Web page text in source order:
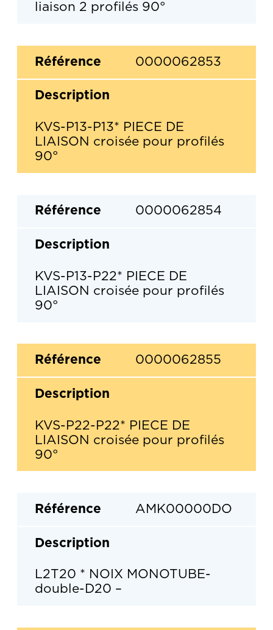
liaison 2 profilés 90°
0000062853
KVS-P13-P13* PIECE DE
LIAISON croisée pour profilés
90°
0000062854
KVS-P13-P22* PIECE DE
LIAISON croisée pour profilés
90°
0000062855
KVS-P22-P22* PIECE DE
LIAISON croisée pour profilés
90°
AMK00000DO
L2T20 * NOIX MONOTUBE-
double-D20 –